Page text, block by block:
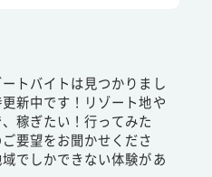
トバイトは見つかりまし
新中です！リゾート地や
稼ぎたい！行ってみた
要望をお聞かせくださ
でしかできない体験があ